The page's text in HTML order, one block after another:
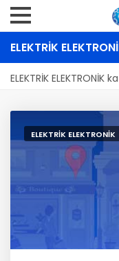
ELEKTRİK
ELEKTRİK
ELEKTRİK ELEKTRONİK